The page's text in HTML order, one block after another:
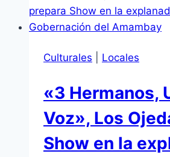
Culturales Locales
«3 Hermanos,
Voz», Los
Show en la